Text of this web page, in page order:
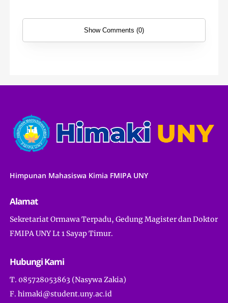
Show Comments (0)
Himpunan Mahasiswa Kimia FMIPA UNY
Alamat
Sekretariat Ormawa Terpadu, Gedung Magister dan Doktor
FMIPA UNY Lt 1 Sayap Timur.
Hubungi Kami
T. 085728053863 (Nasywa Zakia)
F. himaki@student.uny.ac.id